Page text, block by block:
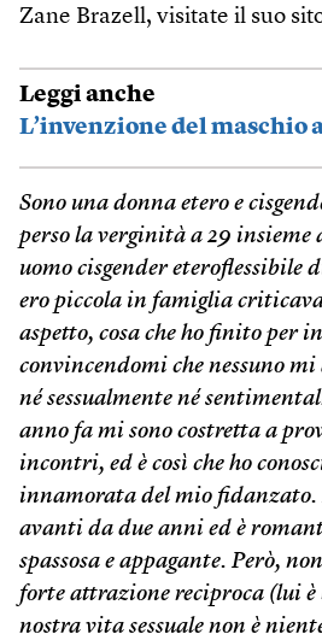
Zane Brazell, visitate il suo
Leggi anche
L’invenzione del maschio
Sono una donna etero e
perso la verginità a 29
uomo cisgender eteroflessibile
ero piccola in famiglia
aspetto, cosa che ho finito per
convincendomi che nessuno
né sessualmente né
anno fa mi sono costretta a
incontri, ed è così che ho
innamorata del mio fidanzato.
avanti da due anni ed è
spassosa e appagante. Però,
forte attrazione reciproca (lui
nostra vita sessuale non è